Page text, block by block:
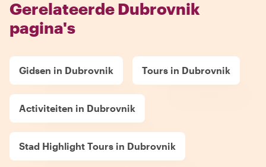
Gerelateerde Dubrovnik
pagina's
Gidsen in Dubrovnik Tours in Dubrovnik
Activiteiten in Dubrovnik
Stad Highlight Tours in Dubrovnik